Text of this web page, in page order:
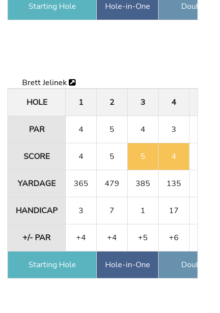
Starting Hole Hole-in-One Double
Brett Jelinek
HOLE
1 2 3 4
PAR 4 5 4 3
SCORE 4 5 5 4
YARDAGE 365 479 385 135
HANDICAP 3 7 1 17
+/- PAR +4 +4 +5 +6
Starting Hole Hole-in-One Double